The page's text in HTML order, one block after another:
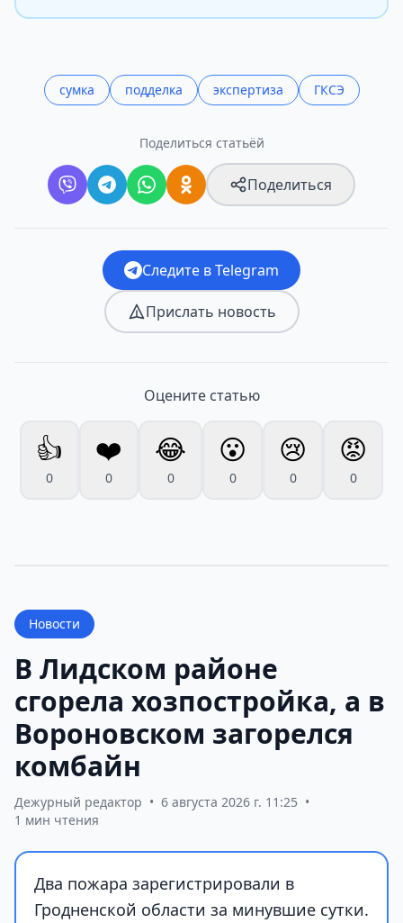
сумка подделка экспертиза ГКСЭ
Поделиться статьёй
Поделиться
Следите в Telegram
Прислать новость
Оцените статью
👍
0
❤️
0
😂
0
😮
0
😢
0
😡
0
Новости
В Лидском районе
сгорела хозпостройка, а в
Вороновском загорелся
комбайн
Дежурный редактор • 6 августа 2026 г. 11:25 •
1 мин чтения
Два пожара зарегистрировали в
Гродненской области за минувшие сутки.